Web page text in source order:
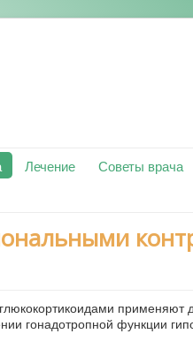
Лечение Советы врача
применяют
гонадотропной функции